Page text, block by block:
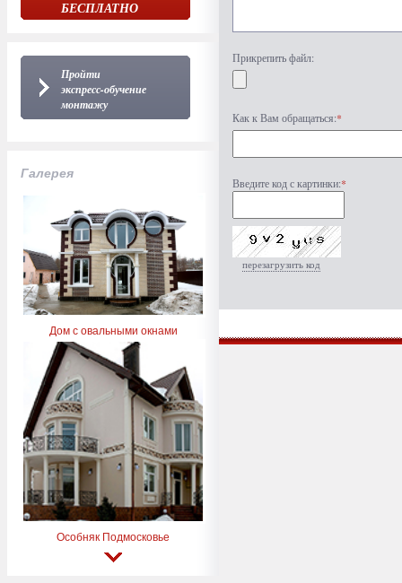
БЕСПЛАТНО
Пройти
экспресс-обучение
монтажу
Галерея
Дом с овальными окнами
Особняк Подмосковье
Прикрепить файл:
Как к Вам обращаться:*
Введите код с картинки:*
перезагрузить код